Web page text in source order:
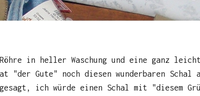
in heller Waschung und eine ganz
"der Gute" noch diesen wunderbaren
ich würde einen Schal mit "diesem